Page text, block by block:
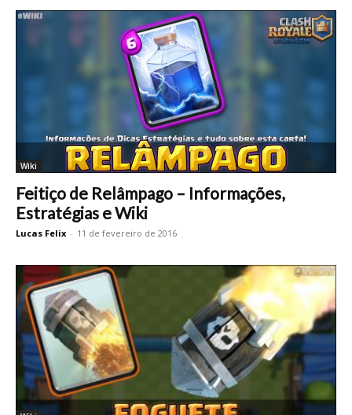
Wiki
Feitiço de Relâmpago – Informações,
Estratégias e Wiki
Lucas Felix - 11 de fevereiro de 2016